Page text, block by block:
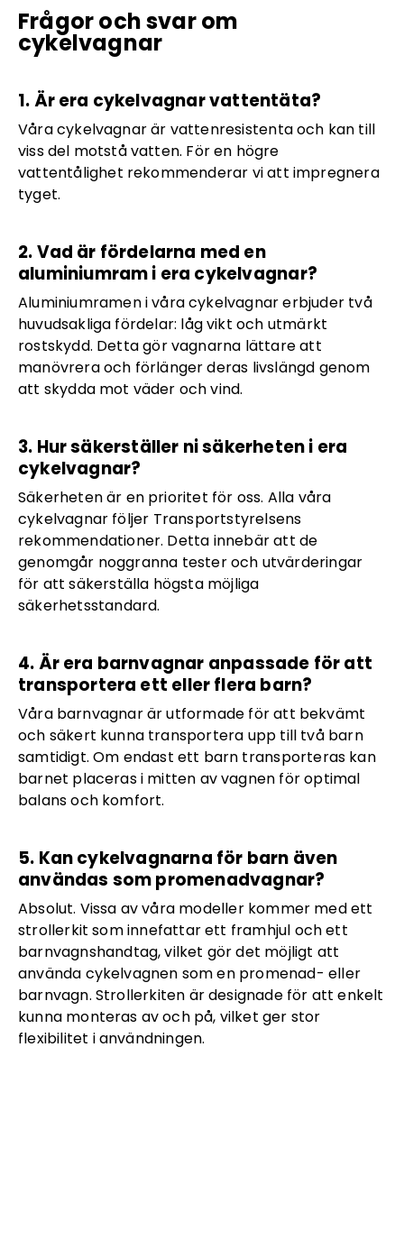
Frågor och svar om
cykelvagnar
1. Är era cykelvagnar vattentäta?
Våra cykelvagnar är vattenresistenta och kan till
viss del motstå vatten. För en högre
vattentålighet rekommenderar vi att impregnera
tyget.
2. Vad är fördelarna med en
aluminiumram i era cykelvagnar?
Aluminiumramen i våra cykelvagnar erbjuder två
huvudsakliga fördelar: låg vikt och utmärkt
rostskydd. Detta gör vagnarna lättare att
manövrera och förlänger deras livslängd genom
att skydda mot väder och vind.
3. Hur säkerställer ni säkerheten i era
cykelvagnar?
Säkerheten är en prioritet för oss. Alla våra
cykelvagnar följer Transportstyrelsens
rekommendationer. Detta innebär att de
genomgår noggranna tester och utvärderingar
för att säkerställa högsta möjliga
säkerhetsstandard.
4. Är era barnvagnar anpassade för att
transportera ett eller flera barn?
Våra barnvagnar är utformade för att bekvämt
och säkert kunna transportera upp till två barn
samtidigt. Om endast ett barn transporteras kan
barnet placeras i mitten av vagnen för optimal
balans och komfort.
5. Kan cykelvagnarna för barn även
användas som promenadvagnar?
Absolut. Vissa av våra modeller kommer med ett
strollerkit som innefattar ett framhjul och ett
barnvagnshandtag, vilket gör det möjligt att
använda cykelvagnen som en promenad- eller
barnvagn. Strollerkiten är designade för att enkelt
kunna monteras av och på, vilket ger stor
flexibilitet i användningen.